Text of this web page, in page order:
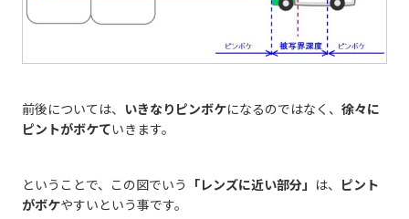
前後については、 いきなりピンボケになるのではなく、 徐々に
ピントがボケていきます。
ということで、この図でいう 「レンズに近い部分」 は、 ピント
がボケやすいという事です。